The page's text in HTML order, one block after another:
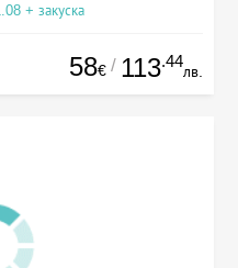
+ закуска
58€ / 113.44
лв.